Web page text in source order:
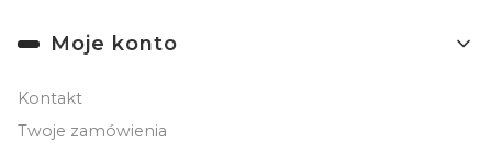
Moje konto
Kontakt
Twoje zamówienia